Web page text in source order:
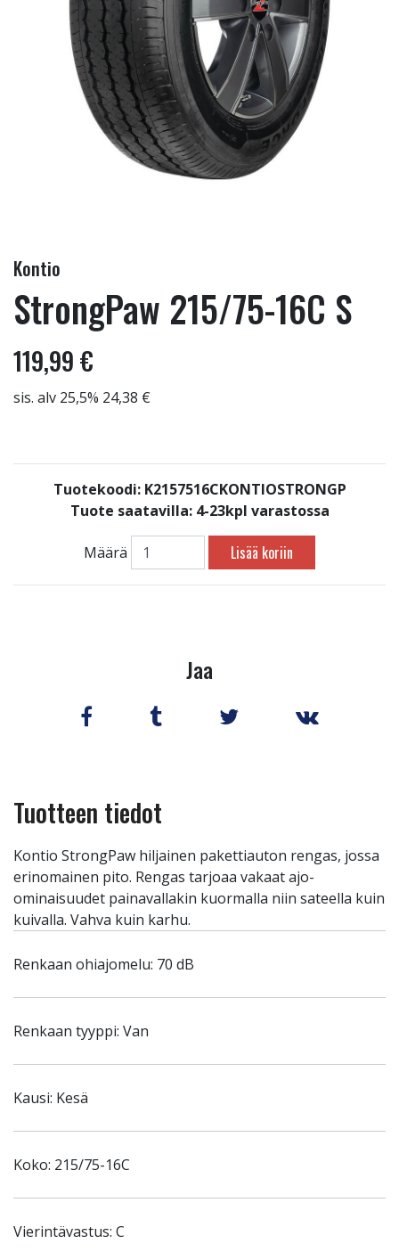
Kontio
StrongPaw 215/75-16C S
119,99 €
sis. alv 25,5% 24,38 €
Tuotekoodi: K2157516CKONTIOSTRONGP
Tuote saatavilla: 4-23kpl varastossa
Määrä Lisää koriin
Jaa
Tuotteen tiedot
Kontio StrongPaw hiljainen pakettiauton rengas, jossa
erinomainen pito. Rengas tarjoaa vakaat ajo-
ominaisuudet painavallakin kuormalla niin sateella kuin
kuivalla. Vahva kuin karhu.
Renkaan ohiajomelu: 70 dB
Renkaan tyyppi: Van
Kausi: Kesä
Koko: 215/75-16C
Vierintävastus: C